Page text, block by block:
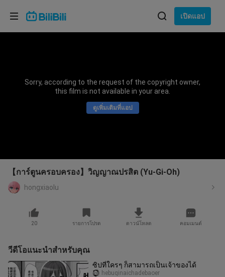
เปิดแอป
Sorry, according to the request of the copyright owner,
this film is not available in your area.
ดูเพิ่มเติมที่แอป
【การ์ตูนครอบครอง】วิญญาณปรสิต (Yu-Gi-Oh)
hongxiaolu
20 รายการโปรด ดาวน์โหลด คอมเมนต์
วีดีโอแนะนำสำหรับคุณ
ซิปที่ใครๆ ก็สามารถเป็นเจ้าของได้
hebuqinaichadebaoer
เลือกภาษา